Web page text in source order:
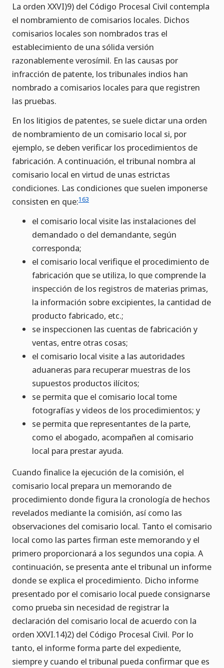
La orden XXVI)9) del Código Procesal Civil contempla
el nombramiento de comisarios locales. Dichos
comisarios locales son nombrados tras el
establecimiento de una sólida versión
razonablemente verosímil. En las causas por
infracción de patente, los tribunales indios han
nombrado a comisarios locales para que registren
las pruebas.
En los litigios de patentes, se suele dictar una orden
de nombramiento de un comisario local si, por
ejemplo, se deben verificar los procedimientos de
fabricación. A continuación, el tribunal nombra al
comisario local en virtud de unas estrictas
condiciones. Las condiciones que suelen imponerse
consisten en que:163
el comisario local visite las instalaciones del
demandado o del demandante, según
corresponda;
el comisario local verifique el procedimiento de
fabricación que se utiliza, lo que comprende la
inspección de los registros de materias primas,
la información sobre excipientes, la cantidad de
producto fabricado, etc.;
se inspeccionen las cuentas de fabricación y
ventas, entre otras cosas;
el comisario local visite a las autoridades
aduaneras para recuperar muestras de los
supuestos productos ilícitos;
se permita que el comisario local tome
fotografías y videos de los procedimientos; y
se permita que representantes de la parte,
como el abogado, acompañen al comisario
local para prestar ayuda.
Cuando finalice la ejecución de la comisión, el
comisario local prepara un memorando de
procedimiento donde figura la cronología de hechos
revelados mediante la comisión, así como las
observaciones del comisario local. Tanto el comisario
local como las partes firman este memorando y el
primero proporcionará a los segundos una copia. A
continuación, se presenta ante el tribunal un informe
donde se explica el procedimiento. Dicho informe
presentado por el comisario local puede consignarse
como prueba sin necesidad de registrar la
declaración del comisario local de acuerdo con la
orden XXVI.14)2) del Código Procesal Civil. Por lo
tanto, el informe forma parte del expediente,
siempre y cuando el tribunal pueda confirmar que es